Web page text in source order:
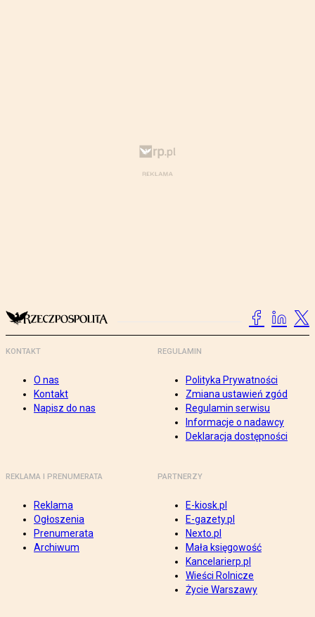
KONTAKT
O nas
Kontakt
Napisz do nas
REGULAMIN
Polityka Prywatności
Zmiana ustawień zgód
Regulamin serwisu
Informacje o nadawcy
Deklaracja dostępności
REKLAMA I PRENUMERATA
Reklama
Ogłoszenia
Prenumerata
Archiwum
PARTNERZY
E-kiosk.pl
E-gazety.pl
Nexto.pl
Mała księgowość
Kancelarierp.pl
Wieści Rolnicze
Życie Warszawy